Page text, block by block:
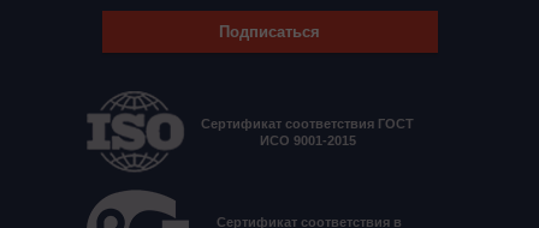
Подписаться
Сертификат соответствия ГОСТ
ИСО 9001-2015
Сертификат соответствия в